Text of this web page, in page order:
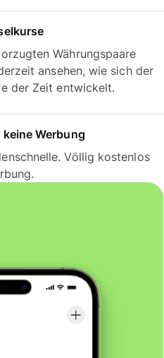
Währungspaare
ansehen, wie sich der
der Zeit entwickelt.
Werbung
Völlig kostenlos